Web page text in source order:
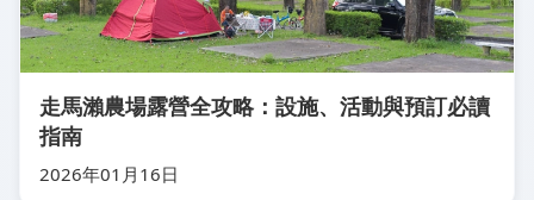
走馬瀨農場露營全攻略：設施、活動與預訂必讀
指南
2026年01月16日